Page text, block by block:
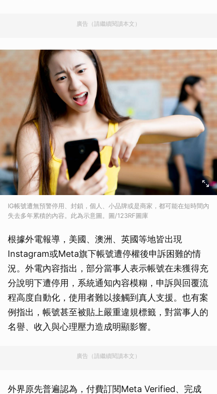
廣告（請繼續閱讀本文）
IG帳號遭無預警停用、封鎖，個人、小品牌或是商家，都可能在短時間內
失去多年累積的內容。此為示意圖。圖/123RF圖庫
根據外電報導，美國、澳洲、英國等地皆出現
Instagram或Meta旗下帳號遭停權後申訴困難的情
況。外電內容指出，部分當事人表示帳號在未獲得充
分說明下遭停用，系統通知內容模糊，申訴與回覆流
程高度自動化，使用者難以接觸到真人支援。也有案
例指出，帳號甚至被貼上嚴重違規標籤，對當事人的
名譽、收入與心理壓力造成明顯影響。
廣告（請繼續閱讀本文）
外界原先普遍認為，付費訂閱Meta Verified、完成